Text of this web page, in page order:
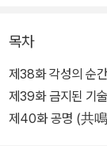
목차
제38화 각성의 순간
제39화 금지된 기술
제40화 공명 (共